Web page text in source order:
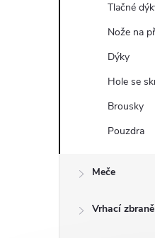
Tlačné
Nože na
Dýky
Hole se
Brousky
Pouzdra
Meče
Vrhací zbraně